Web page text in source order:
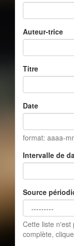
Auteur-trice
Titre
Date
format: aaaa-
Intervalle de
Source
Cette liste n'est
complète,